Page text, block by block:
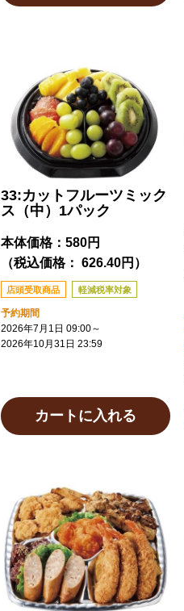
33:カットフルーツミック
ス（中）1パック
本体価格： 580円
（税込価格： 626.40円）
店頭受取商品 軽減税率対象
予約期間
2026年7月1日 09:00～
2026年10月31日 23:59
カートに入れる